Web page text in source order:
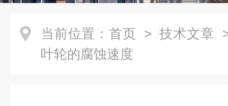
当前位置： 首页 > 技术文章
叶轮的腐蚀速度